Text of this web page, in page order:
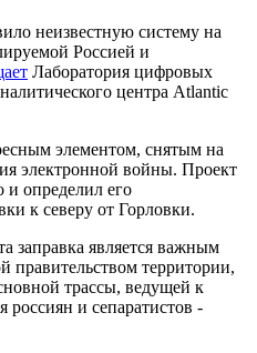
неизвестную систему на
Россией и
Лаборатория цифровых
центра Atlantic
элементом, снятым на
электронной войны. Проект
и определил его
к северу от Горловки.
заправка является важным
правительством территории,
трассы, ведущей к
и сепаратистов -